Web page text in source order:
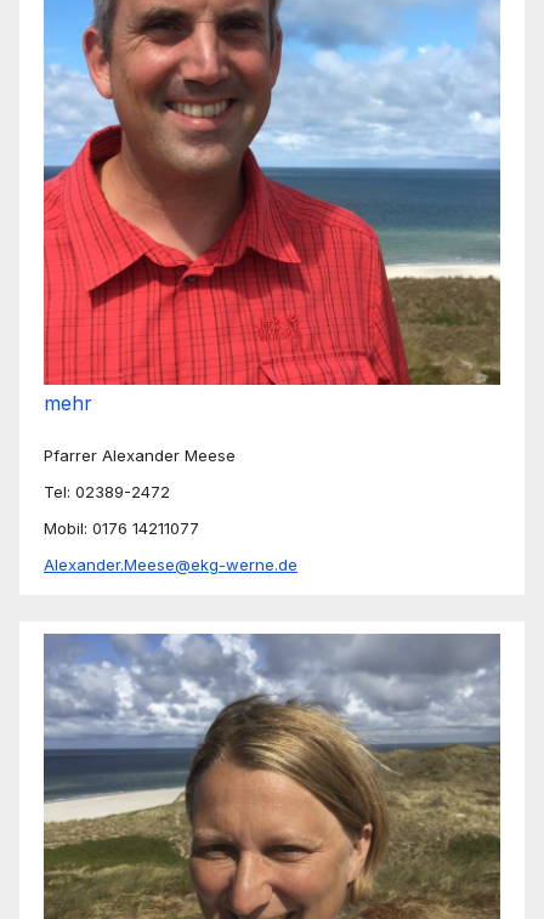
mehr
Pfarrer Alexander Meese
Tel: 02389-2472
Mobil: 0176 14211077
Alexander.Meese@ekg-werne.de